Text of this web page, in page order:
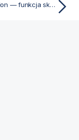
FileExtension — funkcja skryptu